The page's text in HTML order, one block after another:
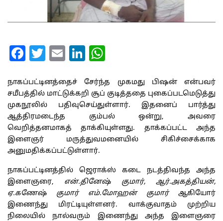
Facebook
Twitter
EmailLinkedIn
நாகப்பட்டினத்தைச் சேர்ந்த முகமது பிஷன் என்பவர்
சமீபத்தில் மாட்டுக்கறி சூப் குடித்ததை புகைப்படமெடுத்து
முகநூலில் பதிவுசெய்துள்ளார். இதனைப் பார்த்து
ஆத்திரமடைந்த கும்பல் ஒன்று, அவரை
வெறித்தனமாகத் தாக்கியுள்ளது. தாக்கப்பட்ட அந்த
இளைஞர் மருத்துவமனையில் சிகிச்சைக்காக
அனுமதிக்கப்பட்டுள்ளார்.
நாகப்பட்டினத்தில் ஜெராக்ஸ் கடை நடத்திவந்த அந்த
இளைஞரை, என்.தினேஷ் குமார், ஆர்.அகத்தியன்,
ஏ.கணேஷ் குமார் எம்.மோஹன் குமார் ஆகியோர்
இணைந்து மிரட்டியுள்ளனர். வாக்குவாதம் முற்றிய
நிலையில் நால்வரும் இணைந்து அந்த இளைஞரை